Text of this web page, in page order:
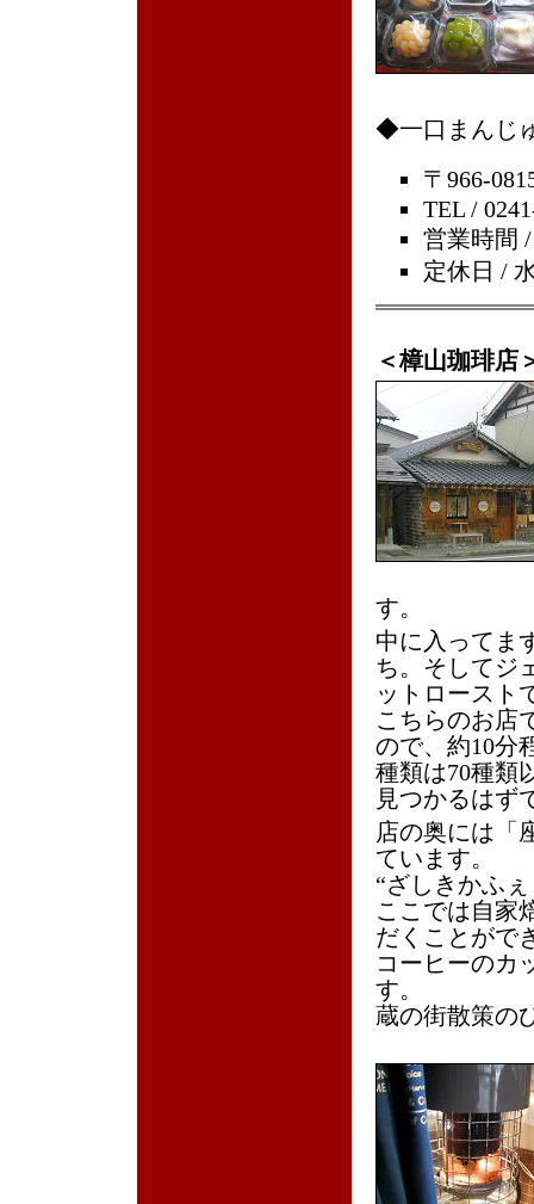
◆一口まんじ
〒966-
TEL /
営業時間
定休日 /
＜樟山珈琲店
す。
中に入ってま
ち。そしてジ
ットロースト
こちらのお店
ので、約10分
種類は70種類
見つかるはず
店の奥には「
ています。
“ざしきかふ
ここでは自家
だくことがで
コーヒーのカ
す。
蔵の街散策の